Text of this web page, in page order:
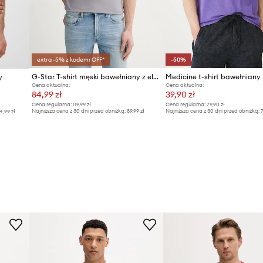
zł
extra -5% z kodem: OFF*
G-Star T-shirt męski bawełniany z elastanem Slim base
Cena aktualna:
84,99 zł
Cena regularna: 119,99 zł
Najniższa cena z 30 dni przed obniżką: 89,99 zł
-50%
Medicine t-shirt bawełniany
Cena aktualna:
39,90 zł
Cena regularna: 79,90 zł
Najniższa cena z 30 dni przed obniżką: